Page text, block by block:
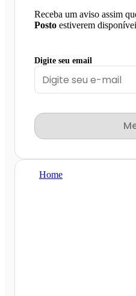
Receba um aviso assim
Posto estiverem
Digite seu email
Home